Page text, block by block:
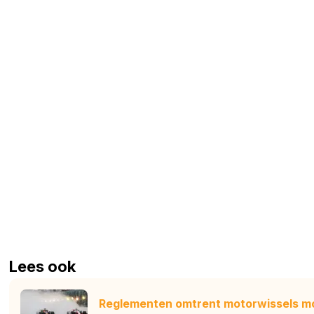
Lees ook
Reglementen omtrent motorwissels